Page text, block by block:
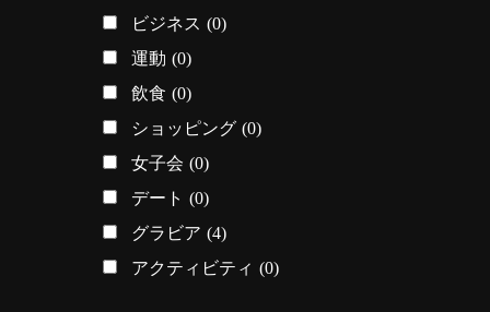
ビジネス (0)
運動 (0)
飲食 (0)
ショッピング (0)
女子会 (0)
デート (0)
グラビア (4)
アクティビティ (0)